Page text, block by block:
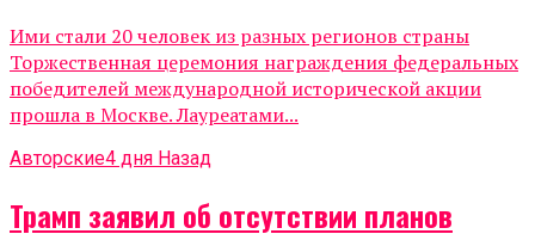
Ими стали 20 человек из разных регионов страны
Торжественная церемония награждения федеральных
победителей международной исторической акции
прошла в Москве. Лауреатами...
Авторские4 дня Назад
Трамп заявил об отсутствии планов